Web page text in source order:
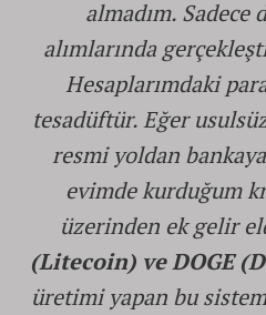
almadım.
alımlarında
Hesaplarımdaki
tesadüftür. Eğer
resmi yoldan
evimde kurduğum
üzerinden ek gelir
(Litecoin) ve DOGE
üretimi yapan bu